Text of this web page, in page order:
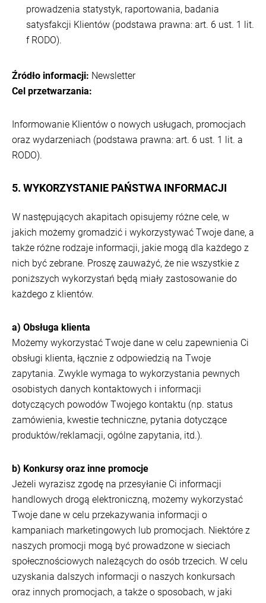
prowadzenia statystyk, raportowania, badania
satysfakcji Klientów (podstawa prawna: art. 6 ust. 1 lit.
f RODO).
Źródło informacji: Newsletter
Cel przetwarzania:
Informowanie Klientów o nowych usługach, promocjach
oraz wydarzeniach (podstawa prawna: art. 6 ust. 1 lit. a
RODO).
5. WYKORZYSTANIE PAŃSTWA INFORMACJI
W następujących akapitach opisujemy różne cele, w
jakich możemy gromadzić i wykorzystywać Twoje dane, a
także różne rodzaje informacji, jakie mogą dla każdego z
nich być zebrane. Proszę zauważyć, że nie wszystkie z
poniższych wykorzystań będą miały zastosowanie do
każdego z klientów.
a) Obsługa klienta
Możemy wykorzystać Twoje dane w celu zapewnienia Ci
obsługi klienta, łącznie z odpowiedzią na Twoje
zapytania. Zwykle wymaga to wykorzystania pewnych
osobistych danych kontaktowych i informacji
dotyczących powodów Twojego kontaktu (np. status
zamówienia, kwestie techniczne, pytania dotyczące
produktów/reklamacji, ogólne zapytania, itd.).
b) Konkursy oraz inne promocje
Jeżeli wyrazisz zgodę na przesyłanie Ci informacji
handlowych drogą elektroniczną, możemy wykorzystać
Twoje dane w celu przekazywania informacji o
kampaniach marketingowych lub promocjach. Niektóre z
naszych promocji mogą być prowadzone w sieciach
społecznościowych należących do osób trzecich. W celu
uzyskania dalszych informacji o naszych konkursach
oraz innych promocjach, a także o sposobach, w jaki